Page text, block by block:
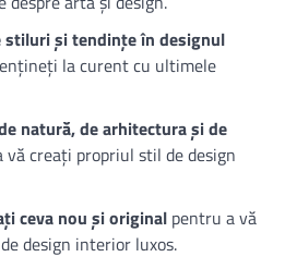
stiluri și tendințe în designul
la curent cu ultimele
natură, de arhitectura și de
vă creați propriul stil de design
ceva nou și original pentru a vă
design interior luxos.